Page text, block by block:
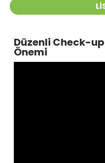
Düzenli Check-
Önemi